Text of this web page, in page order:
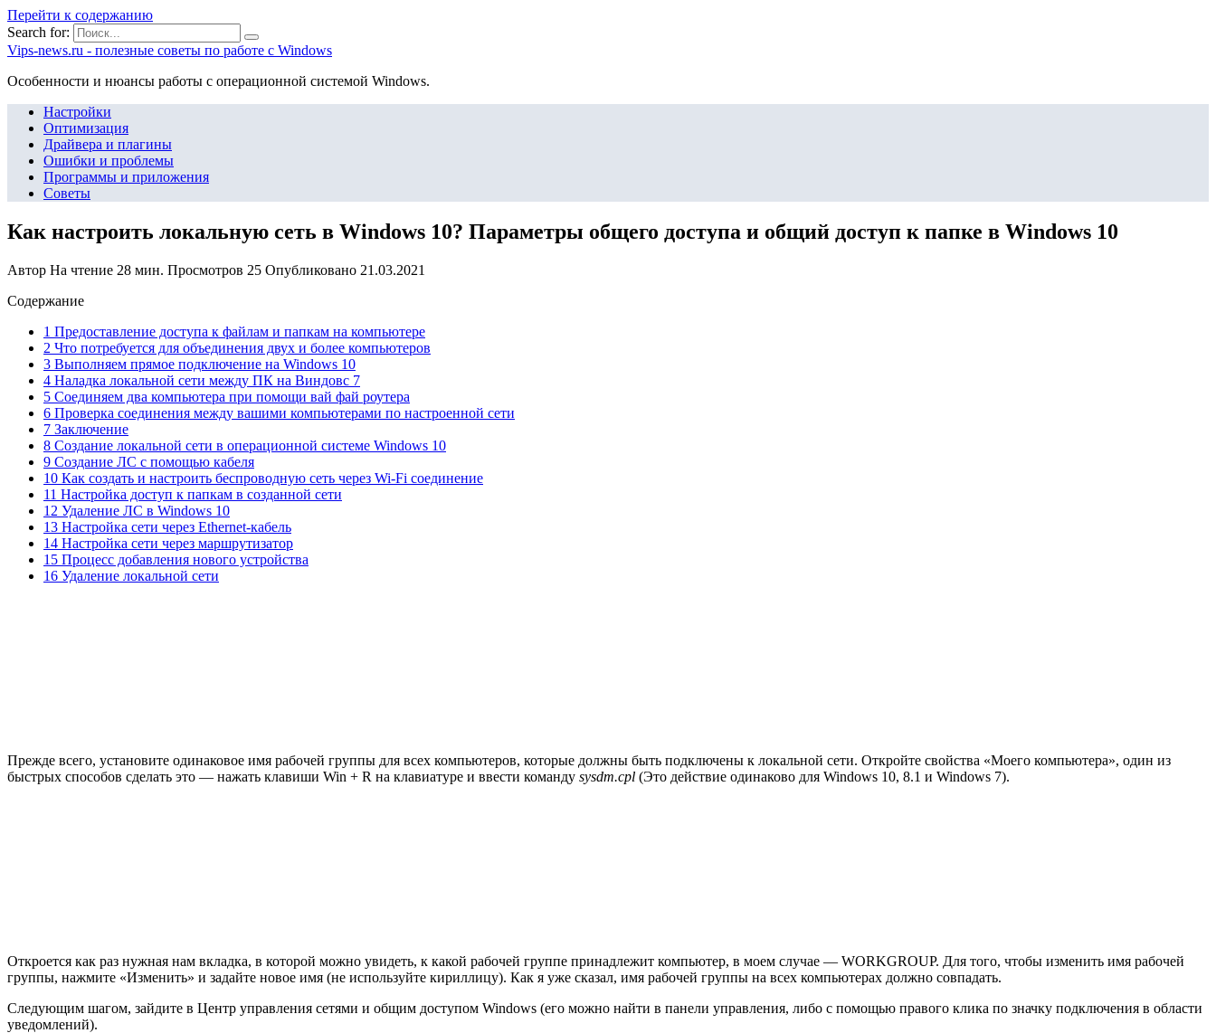
Перейти к содержанию
Search for:
Vips-news.ru - полезные советы по работе с Windows
Особенности и нюансы работы с операционной системой Windows.
Настройки
Оптимизация
Драйвера и плагины
Ошибки и проблемы
Программы и приложения
Советы
Как настроить локальную сеть в Windows 10? Параметры общего доступа и общий доступ к папке в Windows 10
Автор На чтение 28 мин. Просмотров 25 Опубликовано 21.03.2021
Содержание
1 Предоставление доступа к файлам и папкам на компьютере
2 Что потребуется для объединения двух и более компьютеров
3 Выполняем прямое подключение на Windows 10
4 Наладка локальной сети между ПК на Виндовс 7
5 Соединяем два компьютера при помощи вай фай роутера
6 Проверка соединения между вашими компьютерами по настроенной сети
7 Заключение
8 Создание локальной сети в операционной системе Windows 10
9 Создание ЛС с помощью кабеля
10 Как создать и настроить беспроводную сеть через Wi-Fi соединение
11 Настройка доступ к папкам в созданной сети
12 Удаление ЛС в Windows 10
13 Настройка сети через Ethernet-кабель
14 Настройка сети через маршрутизатор
15 Процесс добавления нового устройства
16 Удаление локальной сети
Прежде всего, установите одинаковое имя рабочей группы для всех компьютеров, которые должны быть подключены к локальной сети. Откройте свойства «Моего компьютера», один из
быстрых способов сделать это — нажать клавиши Win + R на клавиатуре и ввести команду sysdm.cpl (Это действие одинаково для Windows 10, 8.1 и Windows 7).
Откроется как раз нужная нам вкладка, в которой можно увидеть, к какой рабочей группе принадлежит компьютер, в моем случае — WORKGROUP. Для того, чтобы изменить имя рабочей
группы, нажмите «Изменить» и задайте новое имя (не используйте кириллицу). Как я уже сказал, имя рабочей группы на всех компьютерах должно совпадать.
Следующим шагом, зайдите в Центр управления сетями и общим доступом Windows (его можно найти в панели управления, либо с помощью правого клика по значку подключения в области
уведомлений).